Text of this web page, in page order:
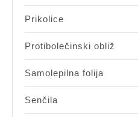
Prikolice
Protibolečinski obliž
Samolepilna folija
Senčila